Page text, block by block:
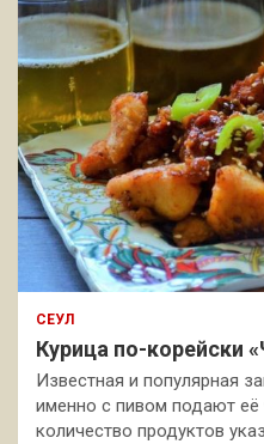
СЕУЛ
Курица по-корейски
Известная и популярная
именно с пивом подают
количество продуктов